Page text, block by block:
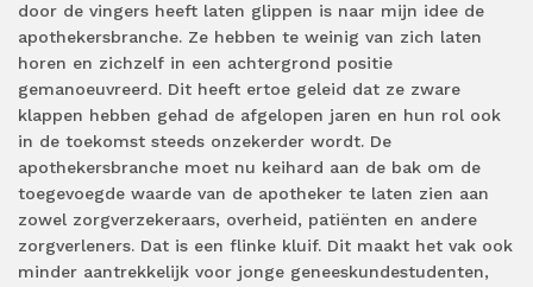
door de vingers heeft laten glippen is naar mijn idee de
apothekersbranche. Ze hebben te weinig van zich laten
horen en zichzelf in een achtergrond positie
gemanoeuvreerd. Dit heeft ertoe geleid dat ze zware
klappen hebben gehad de afgelopen jaren en hun rol ook
in de toekomst steeds onzekerder wordt. De
apothekersbranche moet nu keihard aan de bak om de
toegevoegde waarde van de apotheker te laten zien aan
zowel zorgverzekeraars, overheid, patiënten en andere
zorgverleners. Dat is een flinke kluif. Dit maakt het vak ook
minder aantrekkelijk voor jonge geneeskundestudenten,